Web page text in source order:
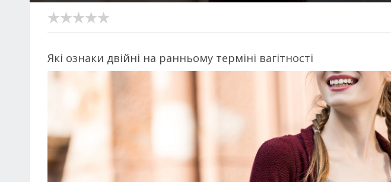
Які ознаки двійні на ранньому терміні вагітності